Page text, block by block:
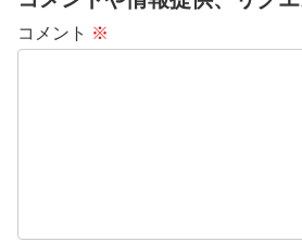
コメント ※